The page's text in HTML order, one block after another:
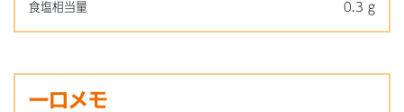
食塩相当量
0.3 g
一口メモ